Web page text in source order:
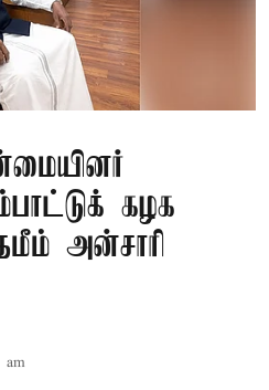
கழக
அன்சாரி
am